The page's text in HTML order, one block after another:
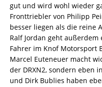
gut und wird wohl wieder
Fronttriebler von Philipp
besser liegen als die reine
Ralf Jordan geht
Fahrer im Knof Motorsport
Marcel Euteneuer macht
der DRXN2, sondern eben
und Dirk Bublies haben